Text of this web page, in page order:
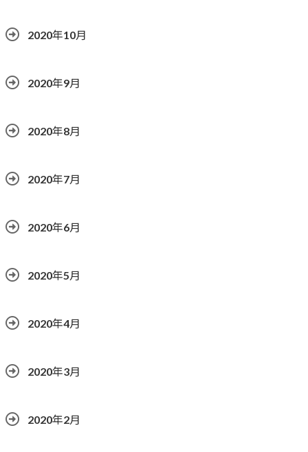
2020年10月
2020年9月
2020年8月
2020年7月
2020年6月
2020年5月
2020年4月
2020年3月
2020年2月